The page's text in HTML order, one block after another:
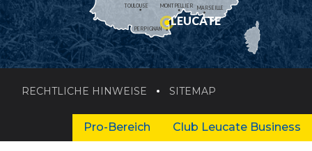
MONTPELLIER
PERPIGNAN
MARSEILLE
TOULOUSE
LEUCATE
RECHTLICHE HINWEISE SITEMAP
Pro-Bereich Club Leucate Business